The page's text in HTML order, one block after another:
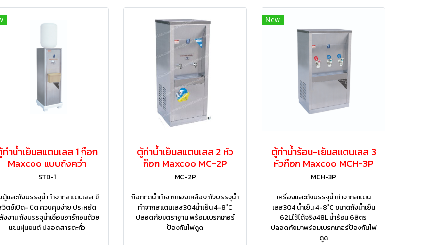
ำน้ำเย็นสแตนเลส 1 ก๊อก
Maxcoo แบบถังคว่ำ
STD-1
ตู้และถังบรรจุน้ำทำจากสแตนเลส มี
วิตซ์เปิด- ปิด ควบคุมง่าย ประหยัด
งงาน ถังบรรจุน้ำเชื่อมอาร์กอนด้วย
แขนหุ่นยนต์ ปลอดสารตะกั่ว
ตู้ทำน้ำเย็นสแตนเลส 2 หัว
ก๊อก Maxcoo MC-2P​
MC-2P
ก๊อกกดน้ำทำจากทองเหลือง ถังบรรจุน้ำ
ทำจากสแตนเลส304น้ำเย็น 4-8 ํC
ปลอดภัยมตราฐาน พร้อมเบรกเกอร์
ป้องกันไฟดูด
New
ตู้ทำน้ำร้อน-เย็นสแตนเลส 3
หัวก๊อก Maxcoo MCH-3P​
MCH-3P​
เครื่องและถังบรรจุน้ำทำจากสแตน
เลส304 น้ำเย็น 4-8 ํC ขนาดถังน้ำเย็น
62Lใช้ได้จริง48L น้ำร้อน 6ลิตร
ปลอดภัยมาพร้อมเบรกเกอร์ป้องกันไฟ
ดูด